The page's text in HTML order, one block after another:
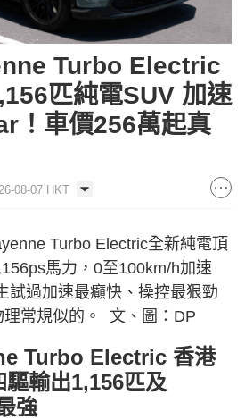
Turbo Electric
匹純電SUV 加速
！車價256萬起真
08-07 HKT
Turbo Electric全新純電頂
馬力，0至100km/h加速
試過加速最癲快、操控最狠勁
理常規似的。 文、圖：DP
Turbo Electric 香港
輸出1,156匹及
強